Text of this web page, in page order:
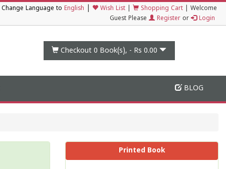
Change Language to English Wish List Shopping Cart
Welcome
Guest Please
Register or Login
Checkout 0 Book(s), - Rs 0.00
BLOG
Printed Book